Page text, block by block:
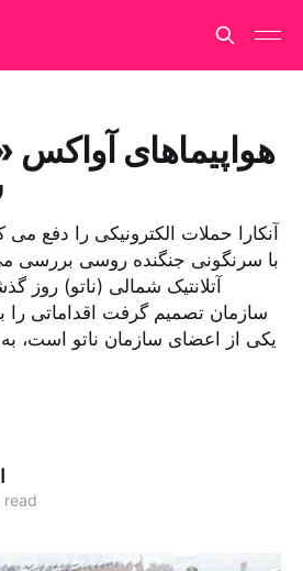
هواپیماهای آواکس
آنکارا حملات الکترونیکی را دفع می
با سرنگونی جنگنده روسی بررسی
آتلانتیک شمالی (ناتو) روز
سازمان تصمیم گرفت اقداماتی را
یکی از اعضای سازمان ناتو است،
read